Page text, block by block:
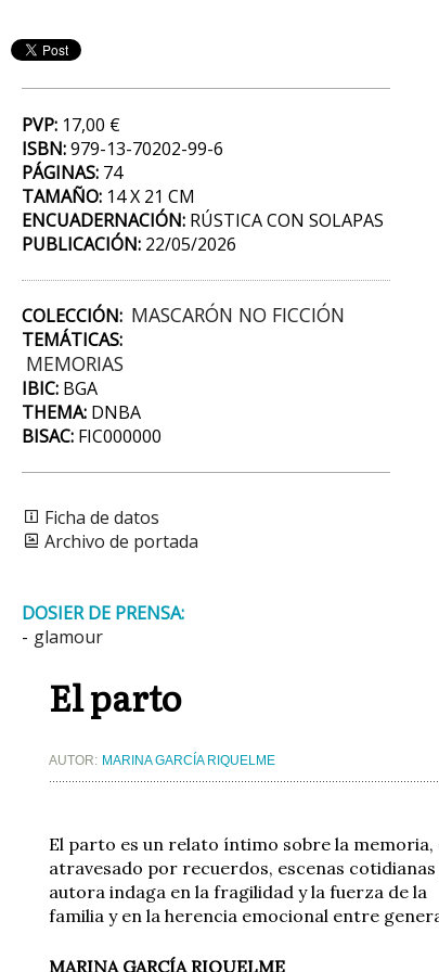
PVP: 17,00 €
ISBN:979-13-70202-99-6
PÁGINAS: 74
TAMAÑO: 14 X 21 CM
ENCUADERNACIÓN: RÚSTICA CON SOLAPAS
PUBLICACIÓN: 22/05/2026
COLECCIÓN: MASCARÓN NO FICCIÓN
TEMÁTICAS:
MEMORIAS
IBIC: BGA
THEMA: DNBA
BISAC: FIC000000
Ficha de datos
Archivo de portada
DOSIER DE PRENSA:
- glamour
El parto
AUTOR: MARINA GARCÍA RIQUELME
El parto es un relato íntimo sobre la
atravesado por recuerdos, escenas
autora indaga en la fragilidad y la fuerza de la
familia y en la herencia emocional entre
MARINA GARCÍA RIQUELME